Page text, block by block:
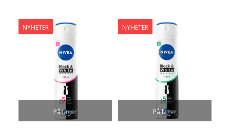
På lager
NYHETER
På lager
NYHETER